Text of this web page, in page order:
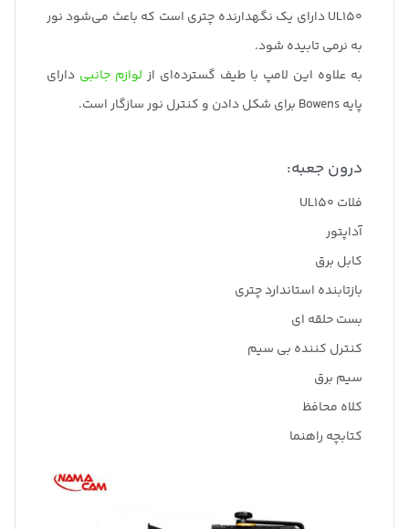
UL150 دارای یک نگهدارنده چتری است که باعث می‌شود نور
به نرمی تابیده شود.
به علاوه این لامپ با طیف گسترده‌ای از لوازم جانبی دارای
پایه Bowens برای شکل دادن و کنترل نور سازگار است.
درون جعبه:
فلات UL150
آداپتور
کابل برق
بازتابنده استاندارد چتری
بست حلقه ای
کنترل کننده بی سیم
سیم برق
کلاه محافظ
کتابچه راهنما